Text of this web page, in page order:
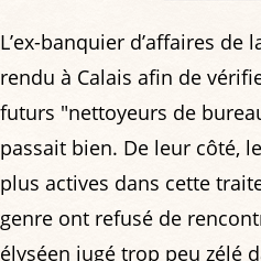
L’ex-banquier d’affaires de
rendu à Calais afin de
futurs "nettoyeurs de
passait bien. De leur côté,
plus actives dans cette
genre ont refusé de
élyséen jugé trop peu zélé